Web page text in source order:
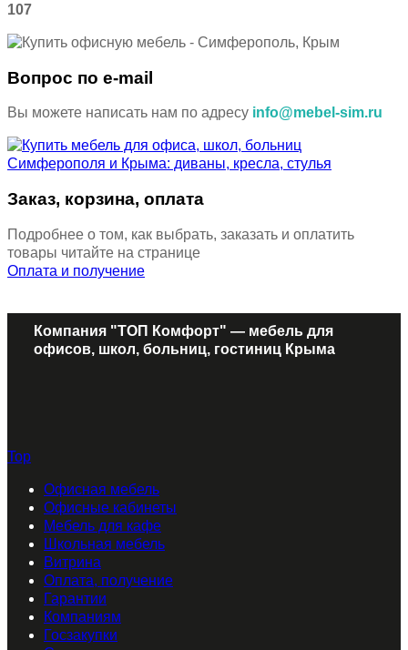
107
Вопрос по e-mail
Вы можете написать нам по адресу info@mebel-sim.ru
Заказ, корзина, оплата
Подробнее о том, как выбрать, заказать и оплатить
товары читайте на странице
Оплата и получение
Компания "ТОП Комфорт" — мебель для
офисов, школ, больниц, гостиниц Крыма
Top
Офисная мебель
Офисные кабинеты
Мебель для кафе
Школьная мебель
Витрина
Оплата, получение
Гарантии
Компаниям
Госзакупки